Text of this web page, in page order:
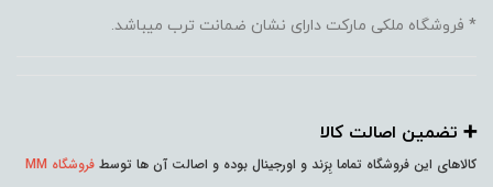
* فروشگاه ملکی مارکت دارای نشان ضمانت ترب میباشد.
➕️ تضمین اصالت کالا
کالاهای این فروشگاه تماما بِرَند و اورجینال بوده و اصالت آن ها توسط فروشگاه MM